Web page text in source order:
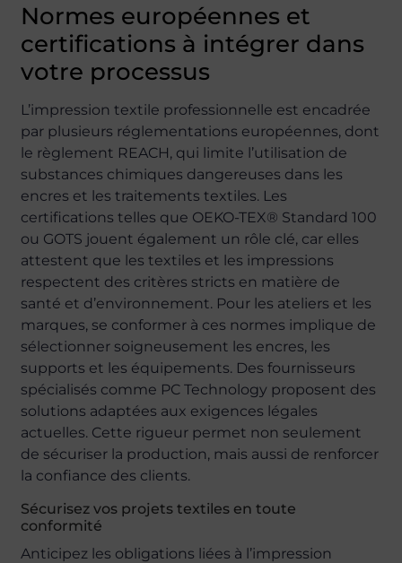
Normes européennes et
certifications à intégrer dans
votre processus
L’impression textile professionnelle est encadrée
par plusieurs réglementations européennes, dont
le règlement REACH, qui limite l’utilisation de
substances chimiques dangereuses dans les
encres et les traitements textiles. Les
certifications telles que OEKO-TEX® Standard 100
ou GOTS jouent également un rôle clé, car elles
attestent que les textiles et les impressions
respectent des critères stricts en matière de
santé et d’environnement. Pour les ateliers et les
marques, se conformer à ces normes implique de
sélectionner soigneusement les encres, les
supports et les équipements. Des fournisseurs
spécialisés comme PC Technology proposent des
solutions adaptées aux exigences légales
actuelles. Cette rigueur permet non seulement
de sécuriser la production, mais aussi de renforcer
la confiance des clients.
Sécurisez vos projets textiles en toute
conformité
Anticipez les obligations liées à l’impression